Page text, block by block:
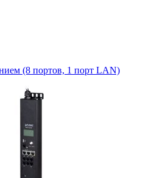
(8 портов, 1 порт LAN)